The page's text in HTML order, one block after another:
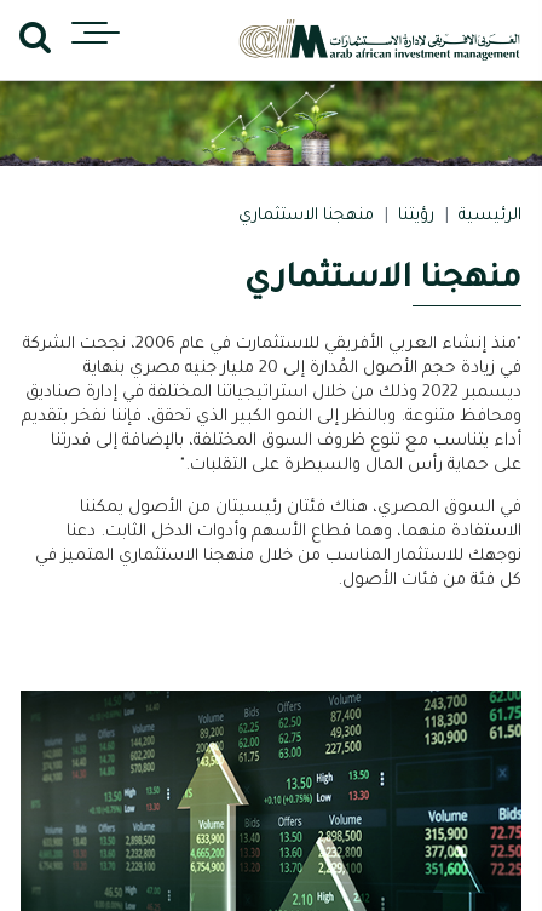
الرئيسية رؤيتنا منهجنا الاستثماري
منهجنا الاستثماري
"منذ إنشاء العربي الأفريقي للاستثمارت في عام 2006، نجحت الشركة
في زيادة حجم الأصول المُدارة إلى 20 مليار جنيه مصري بنهاية
ديسمبر 2022 وذلك من خلال استراتيجياتنا المختلفة في إدارة صناديق
ومحافظ متنوعة. وبالنظر إلى النمو الكبير الذي تحقق، فإننا نفخر بتقديم
أداء يتناسب مع تنوع ظروف السوق المختلفة، بالإضافة إلى قدرتنا
على حماية رأس المال والسيطرة على التقلبات."
في السوق المصري، هناك فئتان رئيسيتان من الأصول يمكننا
الاستفادة منهما، وهما قطاع الأسهم وأدوات الدخل الثابت. دعنا
نوجهك للاستثمار المناسب من خلال منهجنا الاستثماري المتميز في
كل فئة من فئات الأصول.